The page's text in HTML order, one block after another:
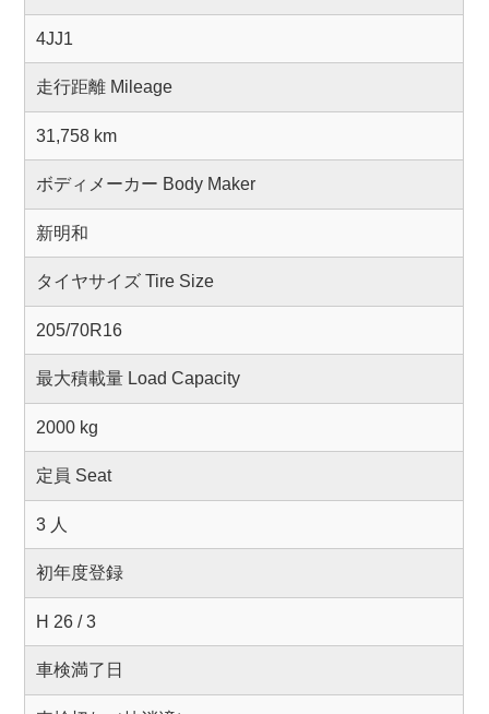
4JJ1
走行距離 Mileage
31,758 km
ボディメーカー Body Maker
新明和
タイヤサイズ Tire Size
205/70R16
最大積載量 Load Capacity
2000 kg
定員 Seat
3 人
初年度登録
H 26 / 3
車検満了日